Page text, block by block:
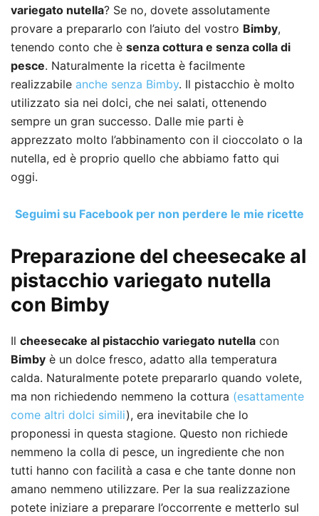
variegato nutella? Se no, dovete assolutamente
provare a prepararlo con l’aiuto del vostro Bimby,
tenendo conto che è senza cottura e senza colla di
pesce. Naturalmente la ricetta è facilmente
realizzabile anche senza Bimby. Il pistacchio è molto
utilizzato sia nei dolci, che nei salati, ottenendo
sempre un gran successo. Dalle mie parti è
apprezzato molto l’abbinamento con il cioccolato o la
nutella, ed è proprio quello che abbiamo fatto qui
oggi.
Seguimi su Facebook per non perdere le mie ricette
Preparazione del cheesecake al
pistacchio variegato nutella
con Bimby
Il cheesecake al pistacchio variegato nutella con
Bimby è un dolce fresco, adatto alla temperatura
calda. Naturalmente potete prepararlo quando volete,
ma non richiedendo nemmeno la cottura (esattamente
come altri dolci simili), era inevitabile che lo
proponessi in questa stagione. Questo non richiede
nemmeno la colla di pesce, un ingrediente che non
tutti hanno con facilità a casa e che tante donne non
amano nemmeno utilizzare. Per la sua realizzazione
potete iniziare a preparare l’occorrente e metterlo sul